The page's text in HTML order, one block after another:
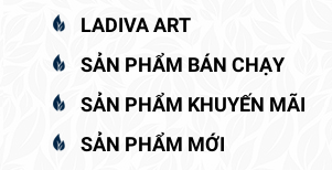
LADIVA ART
SẢN PHẨM BÁN CHẠY
SẢN PHẨM KHUYẾN MÃI
SẢN PHẨM MỚI